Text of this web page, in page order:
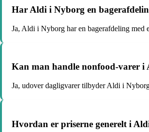
Har Aldi i Nyborg en
Ja, Aldi i Nyborg har en bagerafdeling med
Kan man handle nonfood-varer i
Ja, udover dagligvarer tilbyder Aldi i
Hvordan er priserne generelt i